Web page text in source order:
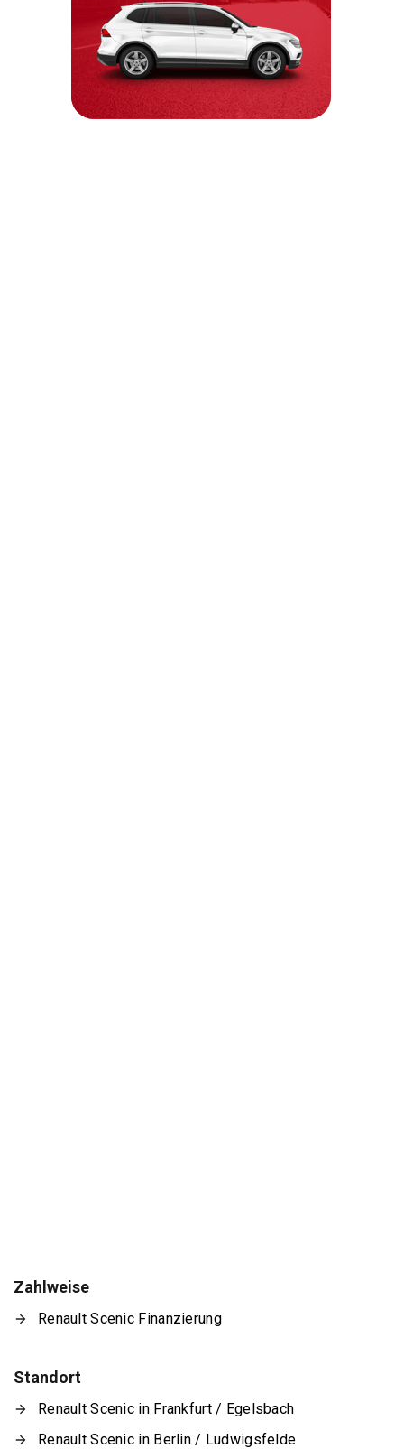
Zahlweise
Renault Scenic Finanzierung
Standort
Renault Scenic in Frankfurt / Egelsbach
Renault Scenic in Berlin / Ludwigsfelde